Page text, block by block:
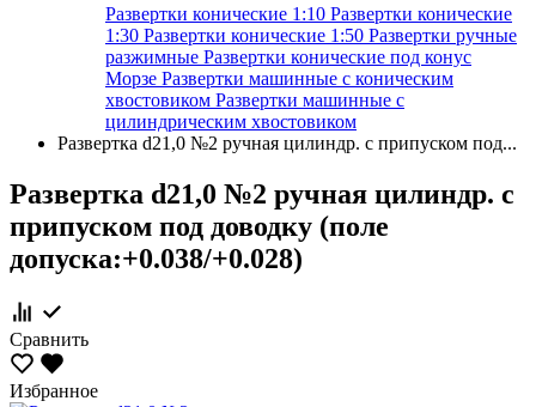
Развертки конические 1:10 Развертки конические
1:30 Развертки конические 1:50 Развертки ручные
разжимные Развертки конические под конус
Морзе Развертки машинные с коническим
хвостовиком Развертки машинные с
цилиндрическим хвостовиком
Развертка d21,0 №2 ручная цилиндр. с припуском под...
Развертка d21,0 №2 ручная цилиндр. с
припуском под доводку (поле
допуска:+0.038/+0.028)
Сравнить
Избранное